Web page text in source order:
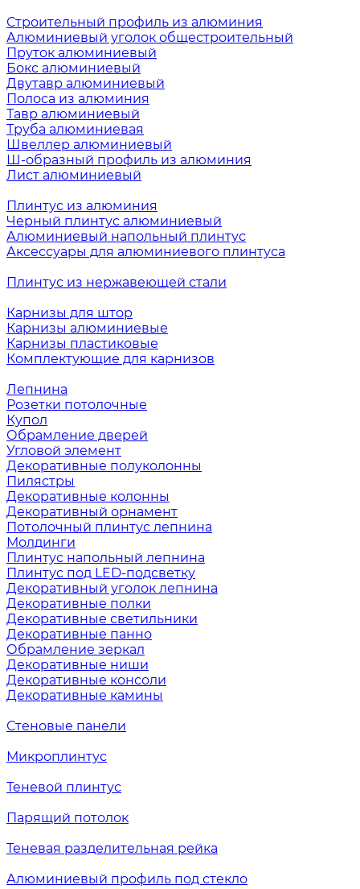
Строительный профиль из алюминия
Алюминиевый уголок общестроительный
Пруток алюминиевый
Бокс алюминиевый
Двутавр алюминиевый
Полоса из алюминия
Тавр алюминиевый
Труба алюминиевая
Швеллер алюминиевый
Ш-образный профиль из алюминия
Лист алюминиевый
Плинтус из алюминия
Черный плинтус алюминиевый
Алюминиевый напольный плинтус
Аксессуары для алюминиевого плинтуса
Плинтус из нержавеющей стали
Карнизы для штор
Карнизы алюминиевые
Карнизы пластиковые
Комплектующие для карнизов
Лепнина
Розетки потолочные
Купол
Обрамление дверей
Угловой элемент
Декоративные полуколонны
Пилястры
Декоративные колонны
Декоративный орнамент
Потолочный плинтус лепнина
Молдинги
Плинтус напольный лепнина
Плинтус под LED-подсветку
Декоративный уголок лепнина
Декоративные полки
Декоративные светильники
Декоративные панно
Обрамление зеркал
Декоративные ниши
Декоративные консоли
Декоративные камины
Стеновые панели
Микроплинтус
Теневой плинтус
Парящий потолок
Теневая разделительная рейка
Алюминиевый профиль под стекло